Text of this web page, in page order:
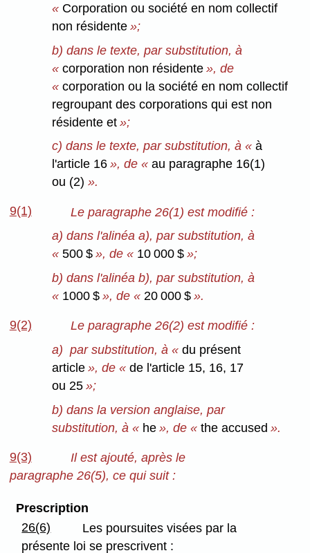
« Corporation ou société en nom collectif
non résidente »;
b) dans le texte, par substitution, à
«corporation non résidente », de
«corporation ou la société en nom collectif
regroupant des corporations qui est non
résidente et »;
c) dans le texte, par substitution, à «à
l'article 16 », de «au paragraphe 16(1)
ou (2)».
9(1)
Le paragraphe 26(1) est modifié :
a) dans l'alinéa a), par substitution, à
«500 $ », de « 10 000 $ »;
b) dans l'alinéa b), par substitution, à
« 1000 $ », de «20 000 $ ».
9(2)
Le paragraphe 26(2) est modifié :
a) par substitution, à «du présent
article », de «de l'article 15, 16, 17
ou 25 »;
b) dans la version anglaise, par
substitution, à « he », de «the accused ».
9(3)
Il est ajouté, après le
paragraphe 26(5), ce qui suit :
Prescription
26(6)
Les poursuites visées par la
présente loi se prescrivent :